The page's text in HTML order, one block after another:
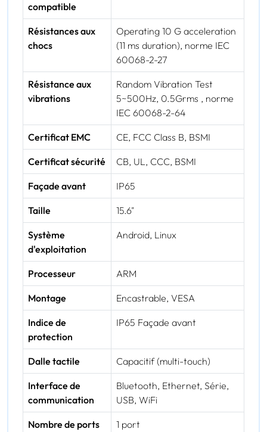
compatible
Résistances aux
chocs
Operating 10 G acceleration
(11 ms duration), norme IEC
60068-2-27
Résistance aux
vibrations
Random Vibration Test
5~500Hz, 0.5Grms , norme
IEC 60068-2-64
Certificat EMC CE, FCC Class B, BSMI
Certificat sécurité CB, UL, CCC, BSMI
Façade avant IP65
Taille 15.6"
Système
d'exploitation
Android, Linux
Processeur ARM
Montage Encastrable, VESA
Indice de
protection
IP65 Façade avant
Dalle tactile Capacitif (multi-touch)
Interface de
communication
Bluetooth, Ethernet, Série,
USB, WiFi
Nombre de ports
1 port